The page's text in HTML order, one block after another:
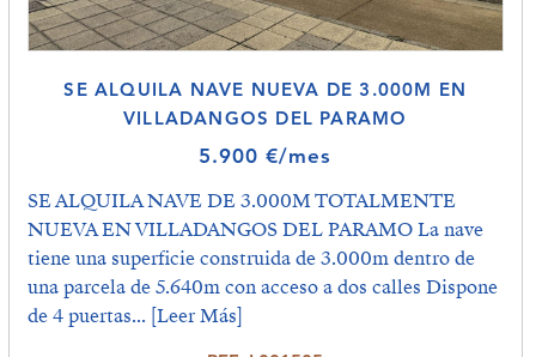
SE ALQUILA NAVE NUEVA DE 3.000M EN
VILLADANGOS DEL PARAMO
5.900 €/mes
SE ALQUILA NAVE DE 3.000M TOTALMENTE
NUEVA EN VILLADANGOS DEL PARAMO La nave
tiene una superficie construida de 3.000m dentro de
una parcela de 5.640m con acceso a dos calles Dispone
de 4 puertas... [Leer Más]